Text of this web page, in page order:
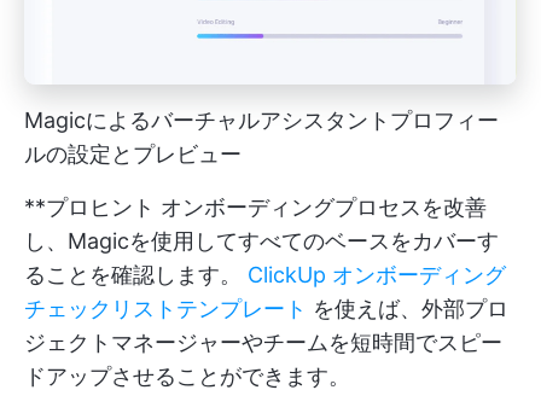
Magicによるバーチャルアシスタントプロフィー
ルの設定とプレビュー
**プロヒント オンボーディングプロセスを改善
し、Magicを使用してすべてのベースをカバーす
ることを確認します。 ClickUp オンボーディング
チェックリストテンプレート を使えば、外部プロ
ジェクトマネージャーやチームを短時間でスピー
ドアップさせることができます。